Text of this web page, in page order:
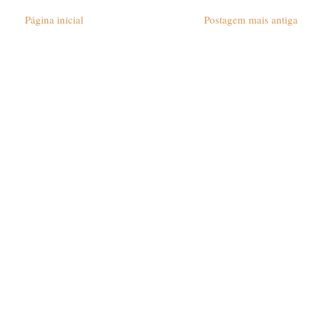
Postagem mais antiga
Página inicial